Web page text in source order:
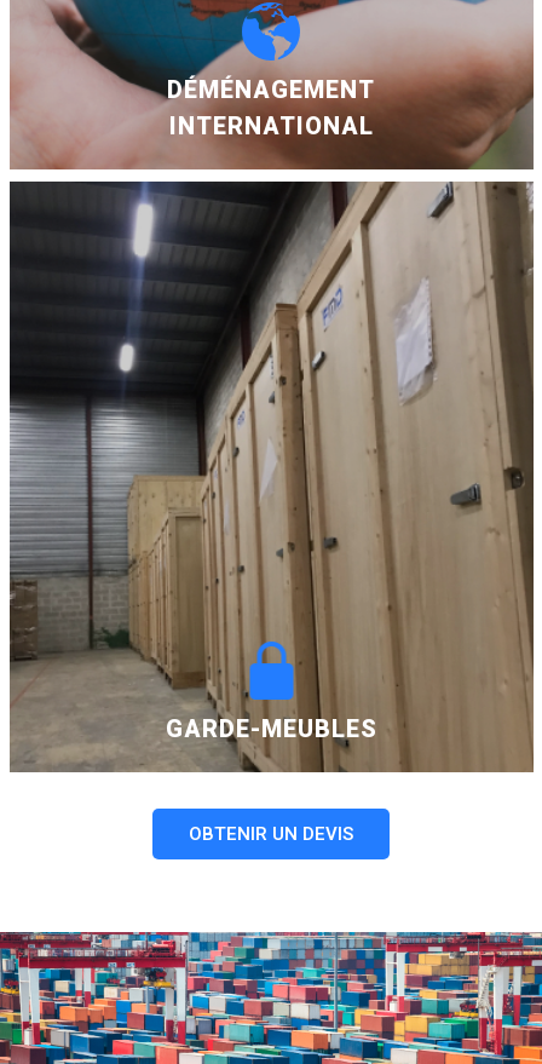
DÉMÉNAGEMENT
INTERNATIONAL
GARDE-MEUBLES
OBTENIR UN DEVIS